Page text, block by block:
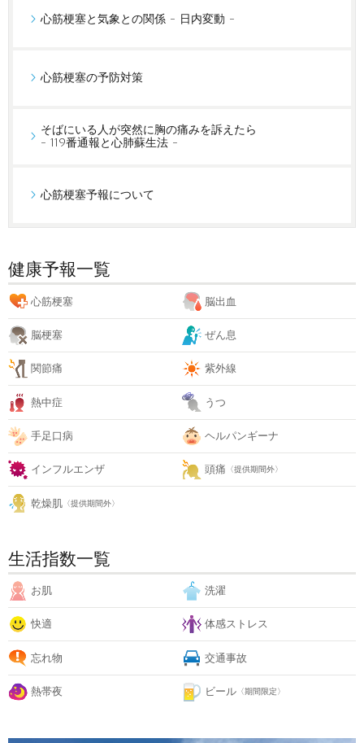
心筋梗塞と気象との関係 - 日内変動 -
心筋梗塞の予防対策
そばにいる人が突然に胸の痛みを訴えたら
- 119番通報と心肺蘇生法 -
心筋梗塞予報について
健康予報一覧
心筋梗塞 脳出血
脳梗塞 ぜん息
関節痛 紫外線
熱中症 うつ
手足口病 ヘルパンギーナ
インフルエンザ 頭痛 〈提供期間外〉
乾燥肌 〈提供期間外〉
生活指数一覧
お肌 洗濯
快適 体感ストレス
忘れ物 交通事故
熱帯夜 ビール 〈期間限定〉